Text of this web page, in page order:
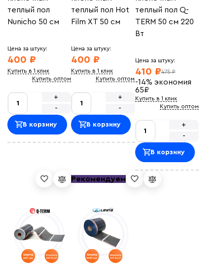
Пленка Q-Term
(3)
Пленочный теплый пол ПТСП(10)
Сбросить фильтры
теплый пол
Nunicho 50 см
Цена за штуку:
400 ₽
Купить в 1 клик
Купить оптом
-
+
В корзину
теплый пол Hot
Film XT 50 см
Цена за штуку:
400 ₽
Купить в 1 клик
Купить оптом
-
+
В корзину
теплый пол Q-
TERM 50 см 220
Вт
Цена за штуку:
475 ₽
410 ₽
-14% экономия
65₽
Купить в 1 клик
Купить оптом
-
+
В корзину
Рекомендуем